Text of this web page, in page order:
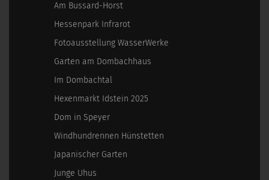
Am Bussard-Horst
Hessenpark Infrarot
Fotoausstellung WasserWerke
Garten am Dombachhaus
Im Dombachtal
Hexenmarkt Idstein 2025
Dom in Speyer
Windhundrennen Hünstetten
Japanischer Garten
Junge Uhus